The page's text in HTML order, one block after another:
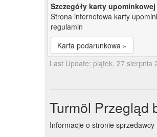
Szczegóły karty upominkowej
Strona internetowa karty
regulamin
Karta podarunkowa »
Last Update: piątek, 27 sierpnia
Turmöl Przegląd
Informacje o stronie